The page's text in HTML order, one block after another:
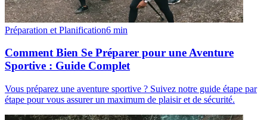
Préparation et Planification6 min
Comment Bien Se Préparer pour une Aventure
Sportive : Guide Complet
Vous préparez une aventure sportive ? Suivez notre guide étape par
étape pour vous assurer un maximum de plaisir et de sécurité.